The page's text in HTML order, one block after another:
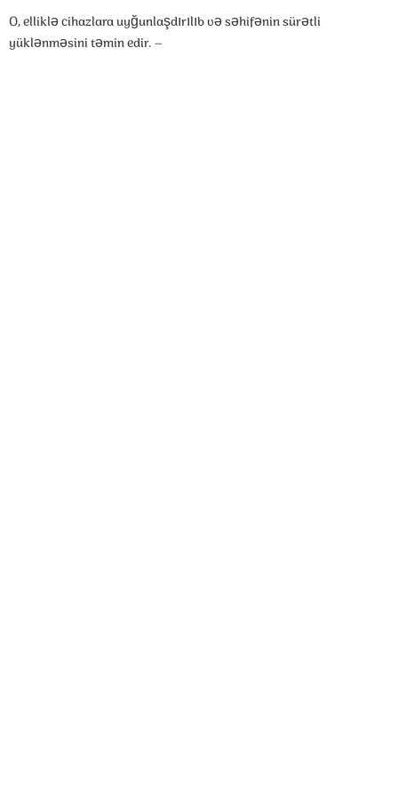
O, elliklə cihazlara uyğunlaşdırılıb və səhifənin sürətli
yüklənməsini təmin edir. –